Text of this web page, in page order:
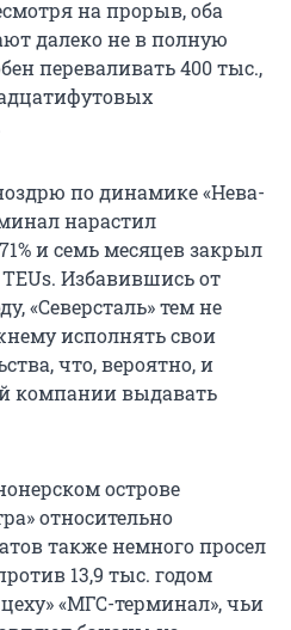
на прорыв, оба
далеко не в полную
переваливать 400 тыс.,
по динамике «Нева-
нарастил
и семь месяцев закрыл
TEUs. Избавившись от
«Северсталь» тем не
исполнять свои
что, вероятно, и
компании выдавать
острове
относительно
также немного просел
13,9 тыс. годом
«МГС-терминал», чьи